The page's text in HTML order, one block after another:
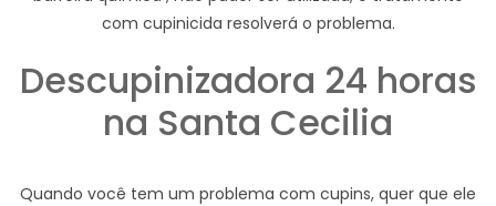
com cupinicida resolverá o problema.
Descupinizadora 24 horas
na Santa Cecilia
Quando você tem um problema com cupins, quer que ele